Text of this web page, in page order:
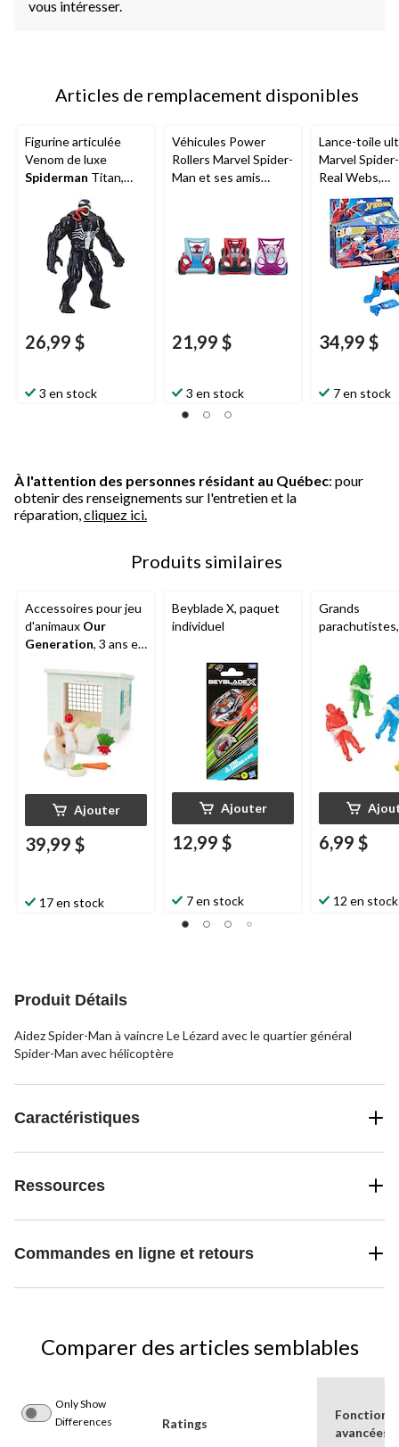
vous intéresser.
Articles de remplacement disponibles
Figurine articulée
Venom de luxe
Spiderman Titan,
pour enfants de 4 ans
26,99 $
3 en stock
Véhicules Power
Rollers Marvel Spider-
Man et ses amis
21,99 $
3 en stock
Lance-toile
Marvel
Real Webs,
foudroyeur
jouet de jeu
34,99 $
7 en stock
À l'attention des personnes résidant au Québec: pour
obtenir des renseignements sur l'entretien et la
réparation, cliquez ici.
Produits similaires
Accessoires pour jeu
d'animaux Our
Generation, 3 ans et
Ajouter
39,99 $
17 en stock
Beyblade X, paquet
individuel
Ajouter
12,99 $
7 en stock
Grands
6,99 $
12 en stock
Produit Détails
Aidez Spider-Man à vaincre Le Lézard avec le quartier général
Spider-Man avec hélicoptère
Caractéristiques
Ressources
Commandes en ligne et retours
Comparer des articles semblables
Only Show
Differences
Ratings
avancées